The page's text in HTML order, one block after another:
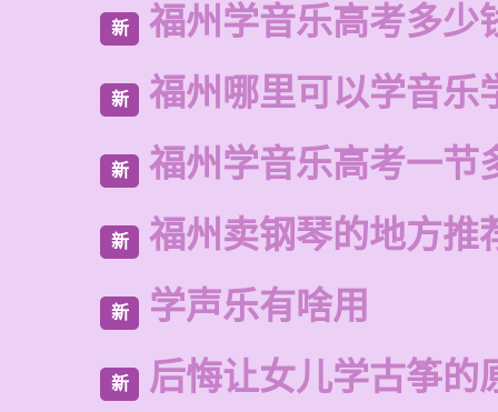
新 福州学音乐高考多少
新 福州哪里可以学音乐
新 福州学音乐高考一节
新 福州卖钢琴的地方推
新 学声乐有啥用
新 后悔让女儿学古筝的